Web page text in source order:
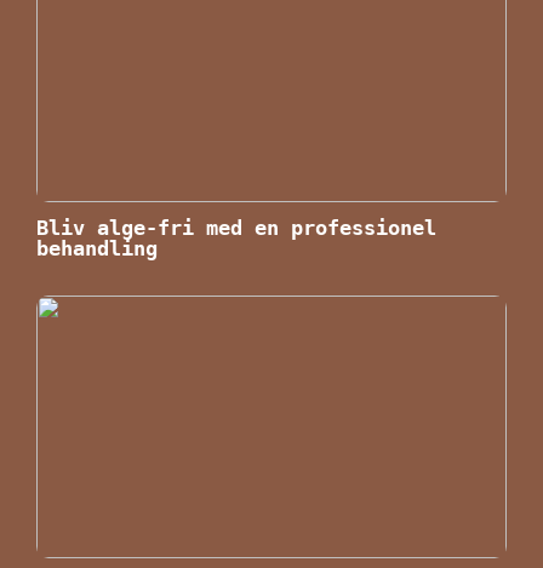
Bliv alge-fri med en professionel
behandling